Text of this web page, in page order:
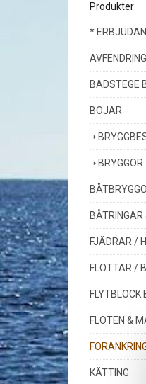
Produkter
*
BADSTEGE
BOJAR
BRYGGOR
FJÄDRAR /
FLOTTAR /
FLYTBLOCK
FLÖTEN &
KÄTTING